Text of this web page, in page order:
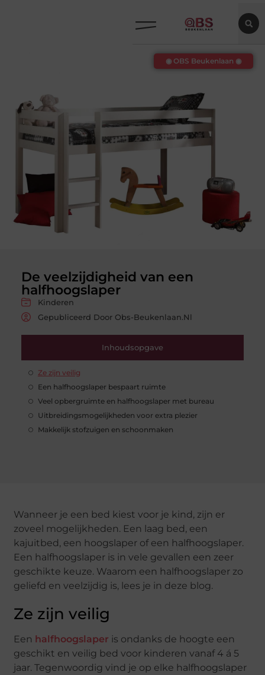
De veelzijdigheid van een
halfhoogslaper
Kinderen
Gepubliceerd Door Obs-Beukenlaan.nl
Inhoudsopgave
Ze zijn veilig
Een halfhoogslaper bespaart ruimte
Veel opbergruimte en halfhoogslaper met bureau
Uitbreidingsmogelijkheden voor extra plezier
Makkelijk stofzuigen en schoonmaken
◉ OBS Beukenlaan ◉
Wanneer je een bed kiest voor je kind, zijn er
zoveel mogelijkheden. Een laag bed, een
kajuitbed, een hoogslaper of een halfhoogslaper.
Een halfhoogslaper is in vele gevallen een zeer
geschikte keuze. Waarom een halfhoogslaper zo
geliefd en veelzijdig is, lees je in deze blog.
Ze zijn veilig
Een halfhoogslaper is ondanks de hoogte een
geschikt en veilig bed voor kinderen vanaf 4 á 5
jaar. Tegenwoordig vind je op elke halfhoogslaper